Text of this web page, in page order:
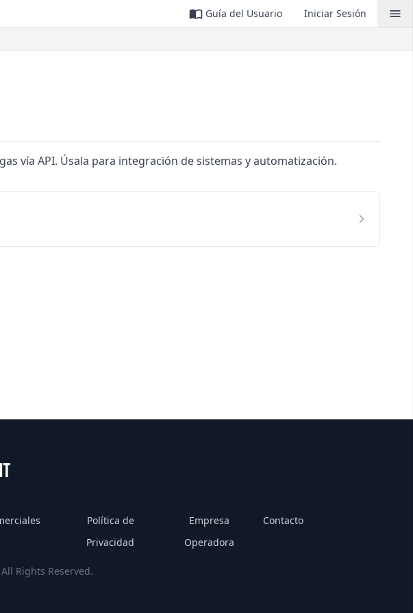
Guía del Usuario Iniciar Sesión
vía API. Úsala para integración de sistemas y automatización.
Política de
Privacidad
Empresa
Operadora
Contacto
Rights Reserved.